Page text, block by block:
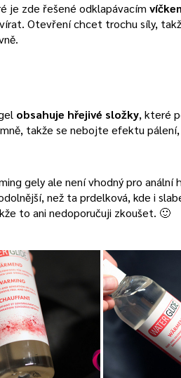
je zde řešené odklapávacím
Otevření chcet trochu síly,
obsahuje hřejivé složky, které
takže se nebojte efektu
gely ale není vhodný pro
než ta prdelková, kde i
to ani nedoporučuji zkoušet. 🙂